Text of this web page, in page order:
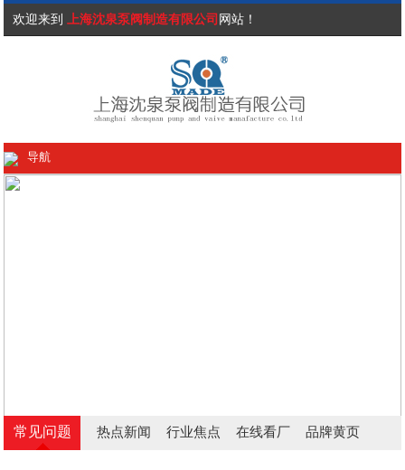
欢迎来到 上海沈泉泵阀制造有限公司 网站！
导航
常见问题 热点新闻 行业焦点 在线看厂 品牌黄页